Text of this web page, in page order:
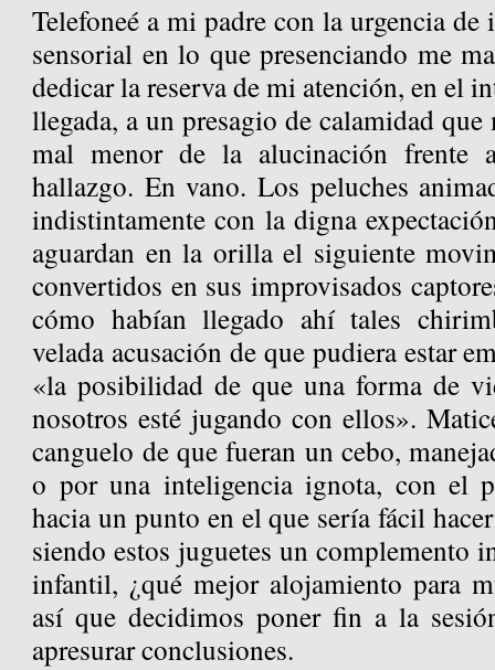
Telefoneé a mi padre con la urgencia
sensorial en lo que presenciando me
dedicar la reserva de mi atención, en el
llegada, a un presagio de calamidad
mal menor de la alucinación frente
hallazgo. En vano. Los peluches
indistintamente con la digna
aguardan en la orilla el siguiente
convertidos en sus improvisados
cómo habían llegado ahí tales
velada acusación de que pudiera estar
«la posibilidad de que una forma de
nosotros esté jugando con ellos».
canguelo de que fueran un cebo,
o por una inteligencia ignota, con el
hacia un punto en el que sería fácil
siendo estos juguetes un complemento
infantil, ¿qué mejor alojamiento para
así que decidimos poner fin a la
apresurar conclusiones.